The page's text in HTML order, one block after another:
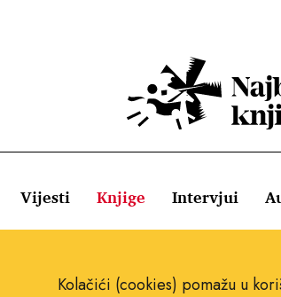
Vijesti Knjige Intervjui
Kolačići (cookies) pomažu u